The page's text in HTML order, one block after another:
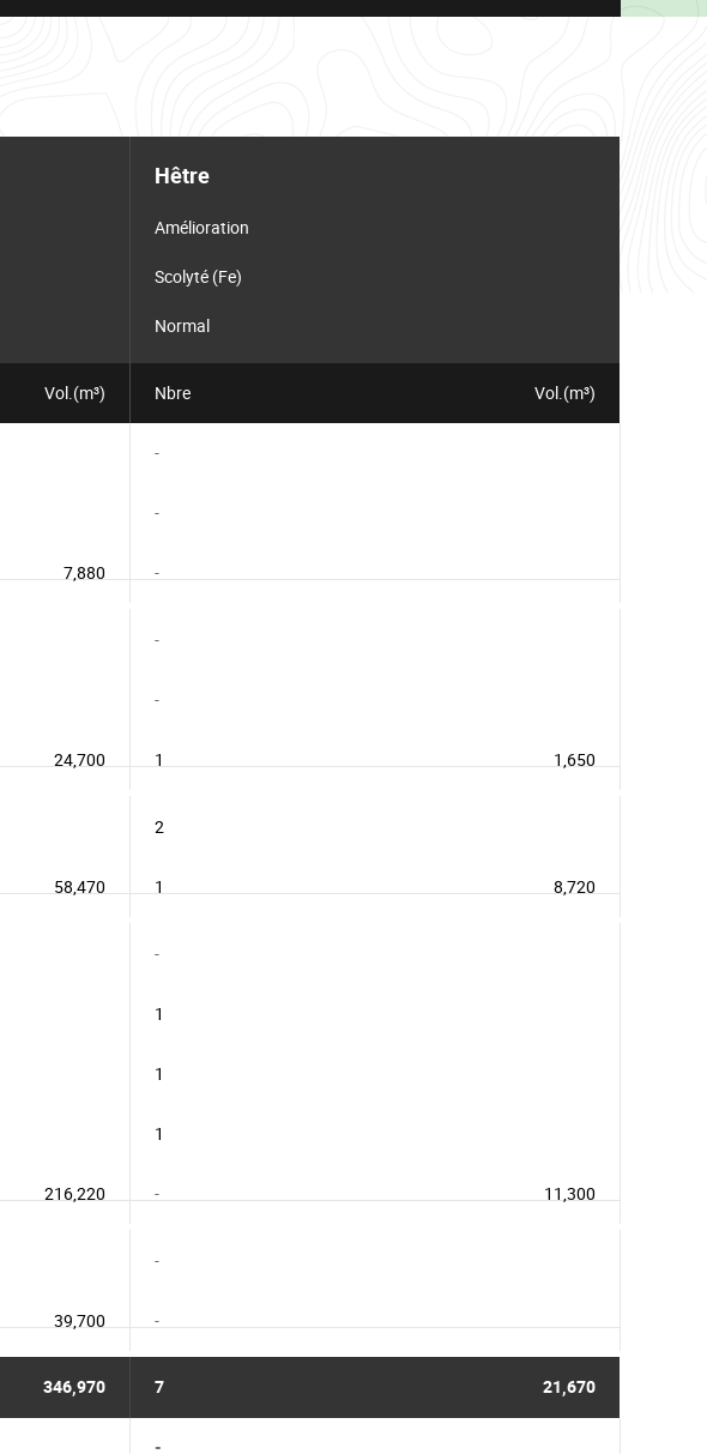
Hêtre
Amélioration
Scolyté (Fe)
Normal
Vol.(m³) Nbre Vol.(m³)
-
-
-
7,880
-
-
1
24,700 1,650
2
1
58,470 8,720
-
1
1
1
-
216,220 11,300
-
-
39,700
346,970 7 21,670
-